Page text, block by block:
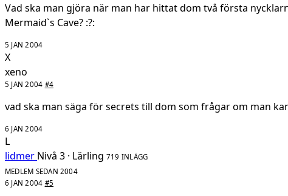
Vad ska man gjöra när man har hittat dom två första
Mermaid`s Cave? :?:
5 JAN 2004
X
xeno
5 JAN 2004 #4
vad ska man säga för secrets till dom som frågar om man
6 JAN 2004
L
lidmer Nivå 3 · Lärling 719 INLÄGG
MEDLEM SEDAN 2004
6 JAN 2004 #5